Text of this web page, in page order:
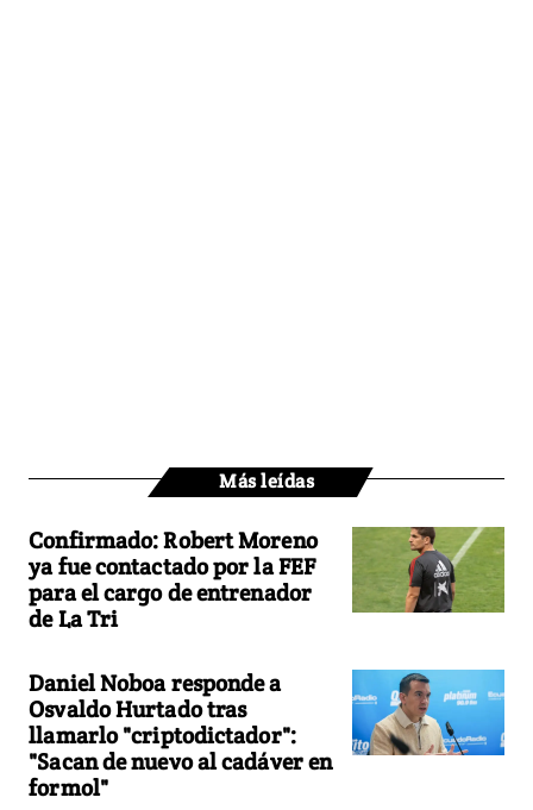
Más leídas
Confirmado: Robert Moreno
ya fue contactado por la FEF
para el cargo de entrenador
de La Tri
Daniel Noboa responde a
Osvaldo Hurtado tras
llamarlo "criptodictador":
"Sacan de nuevo al cadáver en
formol"